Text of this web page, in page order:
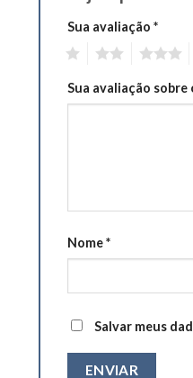
Sua avaliação *
Sua avaliação
Nome*
Salvar meus